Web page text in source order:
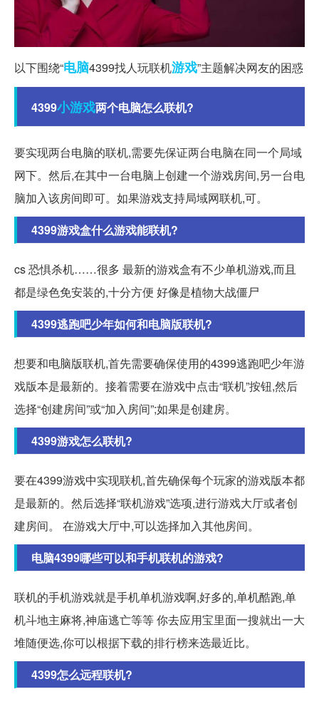
以下围绕“电脑4399找人玩联机游戏”主题解决网友的困惑
4399小游戏两个电脑怎么联机?
要实现两台电脑的联机,需要先保证两台电脑在同一个局域
网下。然后,在其中一台电脑上创建一个游戏房间,另一台电
脑加入该房间即可。如果游戏支持局域网联机,可。
4399游戏盒什么游戏能联机?
cs 恐惧杀机……很多 最新的游戏盒有不少单机游戏,而且
都是绿色免安装的,十分方便 好像是植物大战僵尸
4399逃跑吧少年如何和电脑版联机?
想要和电脑版联机,首先需要确保使用的4399逃跑吧少年游
戏版本是最新的。接着需要在游戏中点击“联机”按钮,然后
选择“创建房间”或“加入房间”;如果是创建房。
4399游戏怎么联机?
要在4399游戏中实现联机,首先确保每个玩家的游戏版本都
是最新的。然后选择“联机游戏”选项,进行游戏大厅或者创
建房间。 在游戏大厅中,可以选择加入其他房间。
电脑4399哪些可以和手机联机的游戏?
联机的手机游戏就是手机单机游戏啊,好多的,单机酷跑,单
机斗地主麻将,神庙逃亡等等 你去应用宝里面一搜就出一大
堆随便选,你可以根据下载的排行榜来选最近比。
4399怎么远程联机?